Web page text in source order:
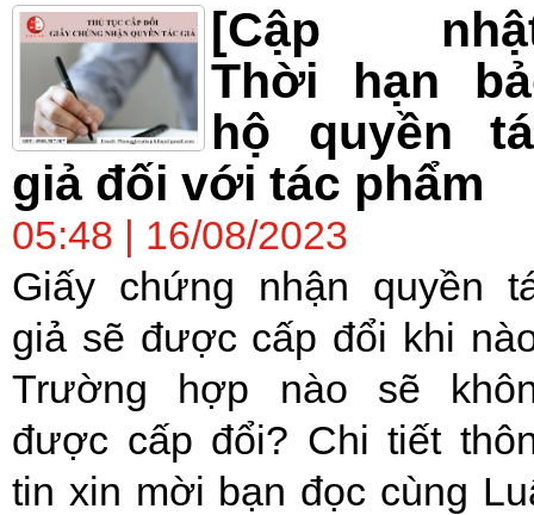
[Cập
Thời hạn
hộ quyền
giả đối với tác phẩm
05:48 | 16/08/2023
Giấy chứng nhận quyền
giả sẽ được cấp đổi khi
Trường hợp nào sẽ
được cấp đổi? Chi tiết
tin xin mời bạn đọc cùng